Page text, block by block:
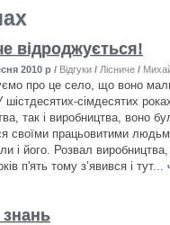
відроджується!
2010 р / Відгуки / Лісниче /
про це село, що воно
шістдесятих-сімдесятих
так і виробництва, воно
своїми працьовитими
і його. Розвал
п'ять тому з’явився і тут...